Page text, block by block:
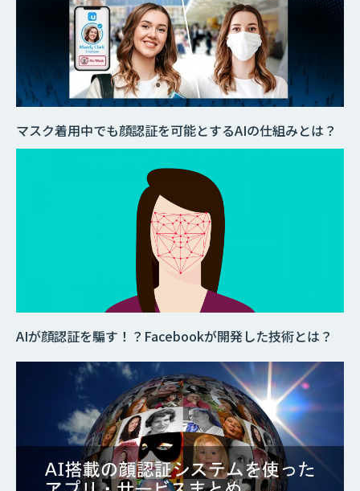
AIが顔認証を騙す！？Facebookが開発した技術とは？
マスク着用中でも顔認証を可能とするAIの仕組みとは？